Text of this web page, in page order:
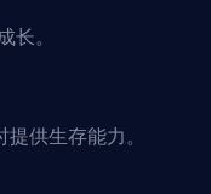
长。
供生存能力。